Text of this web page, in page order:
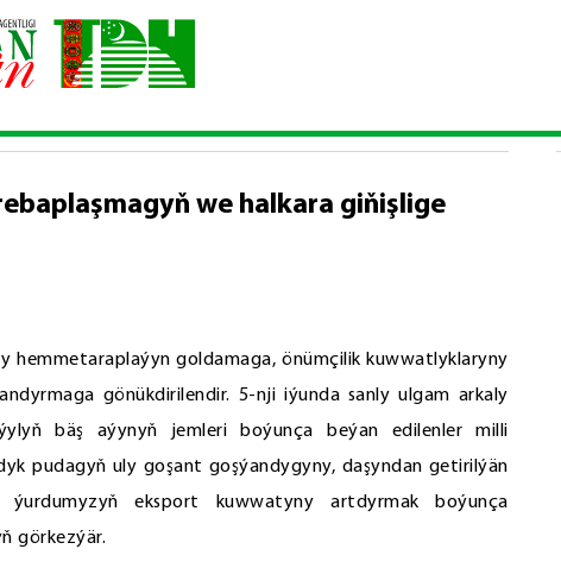
pudagy döwrebaplaşmagyň we halkara giňişlige goşulyşmagyň ýolunda
we halkara giňişlige
hemmetaraplaýyn goldamaga, önümçilik kuwwatlyklaryny
gönükdirilendir. 5-nji iýunda sanly ulgam arkaly
bäş aýynyň jemleri boýunça beýan edilenler milli
pudagyň uly goşant goşýandygyny, daşyndan getirilýän
eksport kuwwatyny artdyrmak boýunça
görkezýär.